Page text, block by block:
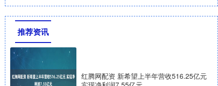
推荐资讯
红腾网配资 新希望上半年营收516.25亿元